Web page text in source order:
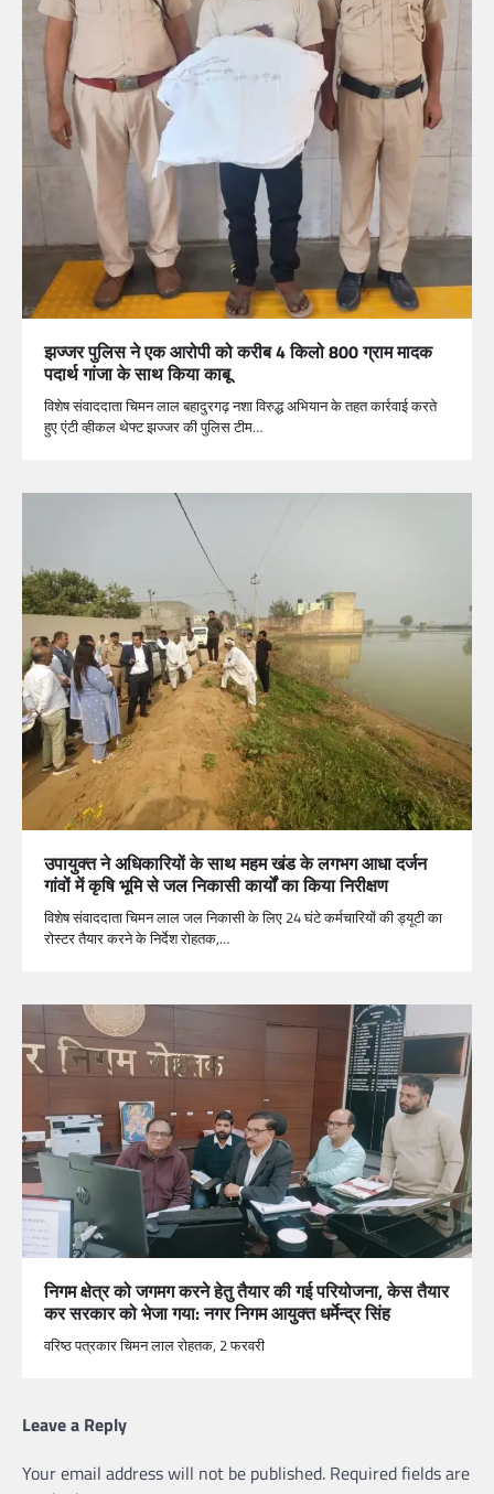
झज्जर पुलिस ने एक आरोपी को करीब 4 किलो 800 ग्राम मादक
पदार्थ गांजा के साथ किया काबू
विशेष संवाददाता चिमन लाल बहादुरगढ़ नशा विरुद्ध अभियान के तहत कार्रवाई करते
हुए एंटी व्हीकल थेफ्ट झज्जर की पुलिस टीम…
उपायुक्त ने अधिकारियों के साथ महम खंड के लगभग आधा दर्जन
गांवों में कृषि भूमि से जल निकासी कार्यों का किया निरीक्षण
विशेष संवाददाता चिमन लाल जल निकासी के लिए 24 घंटे कर्मचारियों की ड्यूटी का
रोस्टर तैयार करने के निर्देश रोहतक,…
निगम क्षेत्र को जगमग करने हेतु तैयार की गई परियोजना, केस तैयार
कर सरकार को भेजा गया: नगर निगम आयुक्त धर्मेन्द्र सिंह
वरिष्ठ पत्रकार चिमन लाल रोहतक, 2 फरवरी
Leave a Reply
Your email address will not be published. Required fields are